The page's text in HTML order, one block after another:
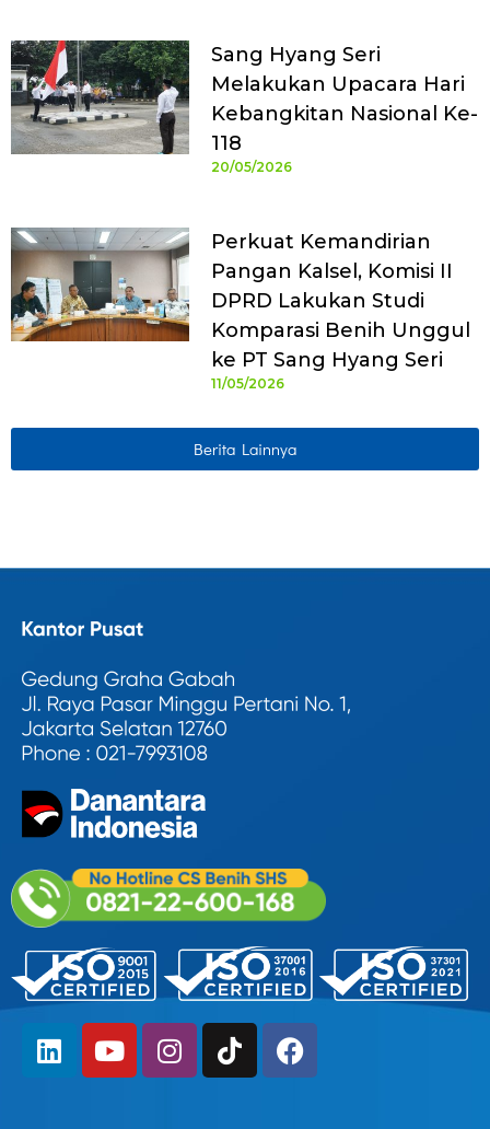
Sang Hyang Seri
Melakukan Upacara Hari
Kebangkitan Nasional Ke-
118
20/05/2026
Perkuat Kemandirian
Pangan Kalsel, Komisi II
DPRD Lakukan Studi
Komparasi Benih Unggul
ke PT Sang Hyang Seri
11/05/2026
Berita Lainnya